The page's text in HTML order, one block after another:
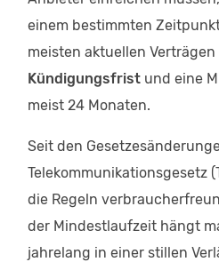
einem bestimmten
meisten aktuellen
Kündigungsfrist und eine
meist 24 Monaten.
Seit den
Telekommunikationsgesetz
die Regeln
der Mindestlaufzeit hängt
jahrelang in einer stillen